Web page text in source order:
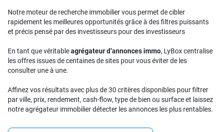
Notre moteur de recherche immobilier vous permet de cibler
rapidement les meilleures opportunités grâce à des filtres puissants
et précis pensé par des investisseurs pour des investisseurs
En tant que véritableagrégateur d’annonces immo, LyBox centralise
les offres issues de centaines de sites pour vous éviter de les
consulter une à une.
Affinez vos résultats avec plus de 30 critères disponibles pour filtrer
par ville, prix, rendement, cash-flow, type de bien ou surface et laissez
notre agrégateur immobilier détecter les annonces les plus rentables.